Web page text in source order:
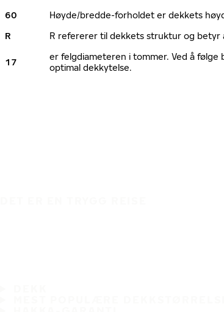
60
Høyde/bredde-forholdet er dekkets
R
R refererer til dekkets struktur og betyr
17
er felgdiameteren i tommer. Ved å
optimal dekkytelse.